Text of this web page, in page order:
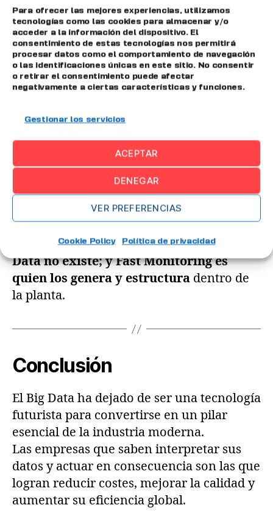
Para ofrecer las mejores experiencias, utilizamos
tecnologías como las cookies para almacenar y/o
acceder a la información del dispositivo. El
consentimiento de estas tecnologías nos permitirá
procesar datos como el comportamiento de navegación
o las identificaciones únicas en este sitio. No consentir
o retirar el consentimiento puede afectar
negativamente a ciertas características y funciones.
Gestionar los servicios
ACEPTAR
DENEGAR
VER PREFERENCIAS
Cookie Policy Política de privacidad
permitiendo:
Recoger datos en vivo de máquinas y
procesos
Detectar alarmas o desviaciones al
Integrar información histórica para
Visualizar patrones de comportamiento
Alimentar procesos de mejora continua
Proveer datos precisos a mantenimiento,
calidad y producción
En otras palabras: sin datos fiables, el Big
Data no existe; y Fast Monitoring es
quien los genera y estructura dentro de
la planta.
Conclusión
El Big Data ha dejado de ser una tecnología
futurista para convertirse en un pilar
esencial de la industria moderna.
Las empresas que saben interpretar sus
datos y actuar en consecuencia son las que
logran reducir costes, mejorar la calidad y
aumentar su eficiencia global.